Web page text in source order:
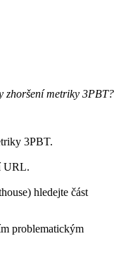
zhoršení metriky 3PBT?
3PBT.
URL.
hledejte část
problematickým